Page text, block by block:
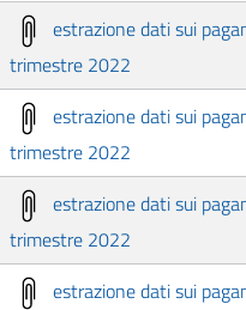
estrazione dati sui
trimestre 2022
estrazione dati sui
trimestre 2022
estrazione dati sui
trimestre 2022
estrazione dati sui